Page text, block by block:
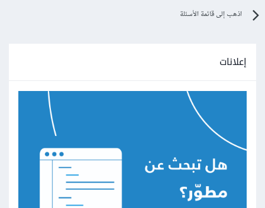
اذهب إلى قائمة الأسئلة
إعلانات